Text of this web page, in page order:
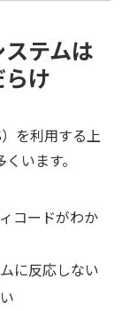
テムは
け
を利用する上
います。
コードがわか
に反応しない